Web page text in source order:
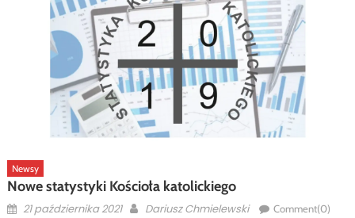
Newsy
Nowe statystyki Kościoła katolickiego
Posted
21 października 2021 Author
Dariusz Chmielewski Comment(0)